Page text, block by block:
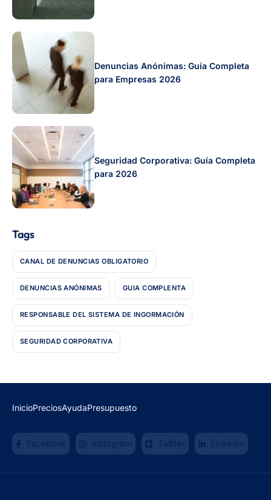
Denuncias Anónimas: Guía Completa
para Empresas 2026
Seguridad Corporativa: Guía Completa
para 2026
Tags
CANAL DE DENUNCIAS OBLIGATORIO
DENUNCIAS ANÓNIMAS GUIA COMPLENTA
RESPONSABLE DEL SISTEMA DE INGORMACIÓN
SEGURIDAD CORPORATIVA
InicioPreciosAyudaPresupuesto
Facebook Instagram Twitter Linkedin